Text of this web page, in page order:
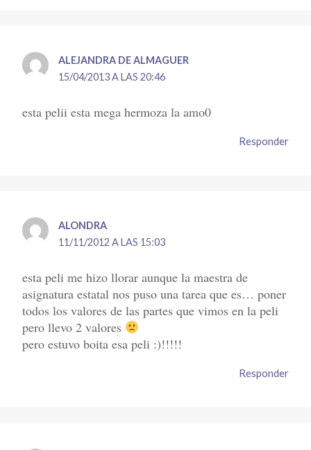
ALEJANDRA DE ALMAGUER
15/04/2013 A LAS 20:46
esta pelii esta mega hermoza la amo0
Responder
ALONDRA
11/11/2012 A LAS 15:03
esta peli me hizo llorar aunque la maestra de
asignatura estatal nos puso una tarea que es… poner
todos los valores de las partes que vimos en la peli
pero llevo 2 valores
pero estuvo boita esa peli :)!!!!!
Responder